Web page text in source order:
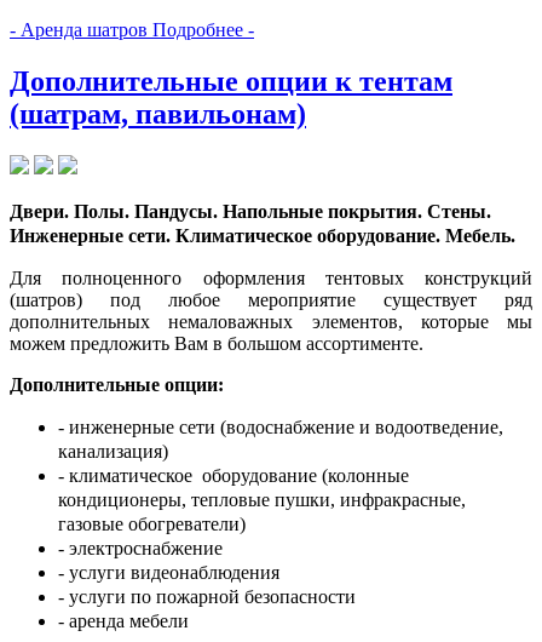
- Аренда шатров Подробнее -
Дополнительные опции к тентам
(шатрам, павильонам)
Двери. Полы. Пандусы. Напольные покрытия. Стены.
Инженерные сети. Климатическое оборудование. Мебель.
Для полноценного оформления тентовых конструкций
(шатров) под любое мероприятие существует ряд
дополнительных немаловажных элементов, которые мы
можем предложить Вам в большом ассортименте.
Дополнительные опции:
- инженерные сети (водоснабжение и водоотведение,
канализация)
- климатическое оборудование (колонные
кондиционеры, тепловые пушки, инфракрасные,
газовые обогреватели)
- электроснабжение
- услуги видеонаблюдения
- услуги по пожарной безопасности
- аренда мебели